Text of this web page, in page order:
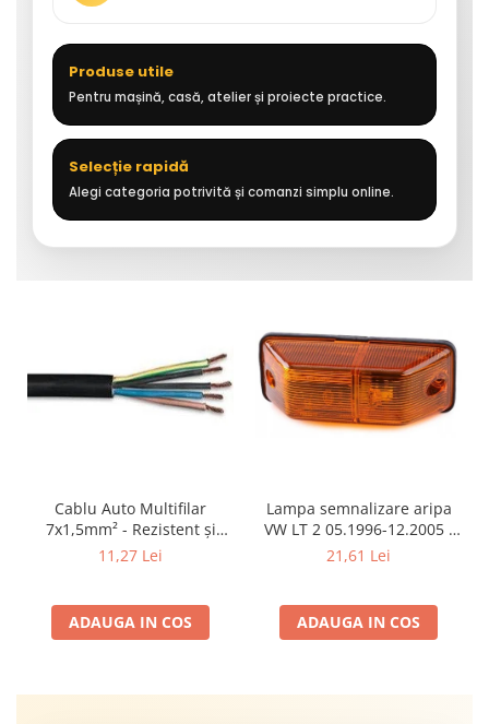
Produse utile
Pentru mașină, casă, atelier și proiecte practice.
Selecție rapidă
Alegi categoria potrivită și comanzi simplu online.
Cablu Auto Multifilar
7x1,5mm² - Rezistent și
Flexibil pentru Remorci 12V-
11,27 Lei
ADAUGA IN COS
Lampa semnalizare aripa
VW LT 2 05.1996-12.2005 ;
Mercedes Sprinter 1995-
Neoplan Euroliner,
Starliner,Centroliner,
21,61 Lei
ADAUGA IN COS